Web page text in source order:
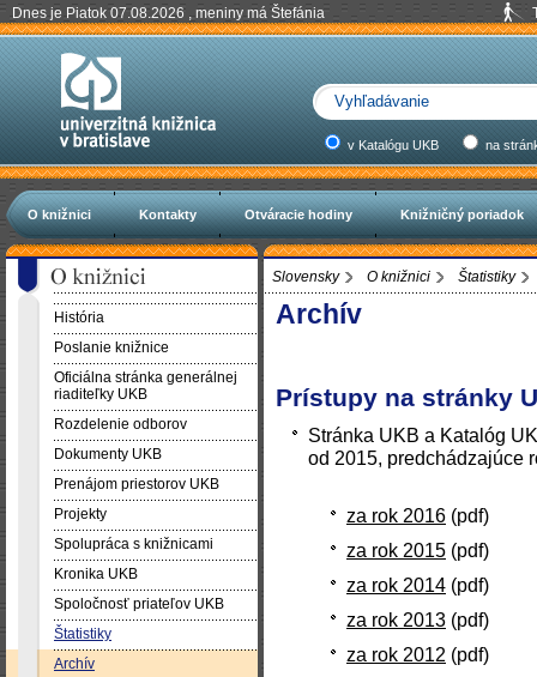
Dnes je Piatok 07.08.2026 , meniny má Štefánia
v Katalógu UKB na
O knižnici Kontakty Otváracie hodiny Knižničný poriadok
Slovensky O knižnici Štatistiky
Archív
Prístupy na stránky
Stránka UKB a Katalóg
od 2015, predchádzajúce
za rok 2016 (pdf)
za rok 2015 (pdf)
za rok 2014 (pdf)
za rok 2013 (pdf)
za rok 2012 (pdf)
História
Poslanie knižnice
Oficiálna stránka generálnej
riaditeľky UKB
Rozdelenie odborov
Dokumenty UKB
Prenájom priestorov UKB
Projekty
Spolupráca s knižnicami
Kronika UKB
Spoločnosť priateľov UKB
Štatistiky
Archív